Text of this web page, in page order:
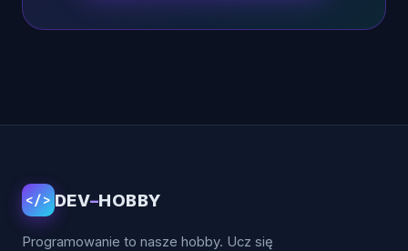
</> DEV–HOBBY
Programowanie to nasze hobby. Ucz się